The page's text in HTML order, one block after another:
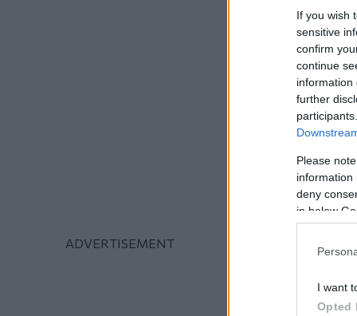
If you wish
sensitive
confirm
continue
information
further
Please
information
deny
in below
I want
Opted